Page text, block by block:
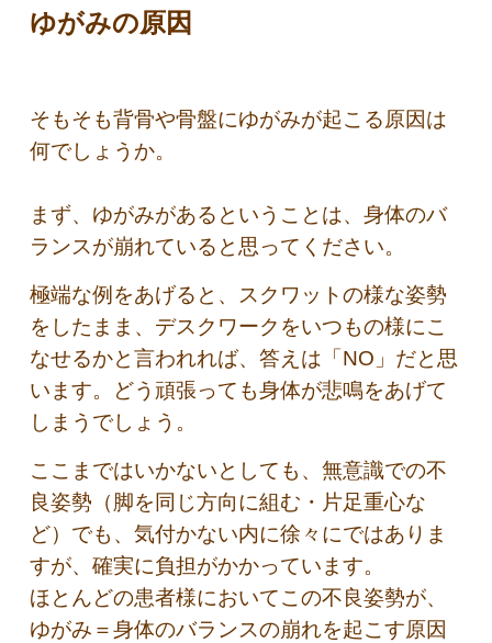
ゆがみの原因
そもそも背骨や骨盤にゆがみが起こる原因は
何でしょうか。
まず、ゆがみがあるということは、身体のバ
ランスが崩れていると思ってください。
極端な例をあげると、スクワットの様な姿勢
をしたまま、デスクワークをいつもの様にこ
なせるかと言われれば、答えは「NO」だと思
います。どう頑張っても身体が悲鳴をあげて
しまうでしょう。
ここまではいかないとしても、無意識での不
良姿勢（脚を同じ方向に組む・片足重心な
ど）でも、気付かない内に徐々にではありま
すが、確実に負担がかかっています。
ほとんどの患者様においてこの不良姿勢が、
ゆがみ＝身体のバランスの崩れを起こす原因